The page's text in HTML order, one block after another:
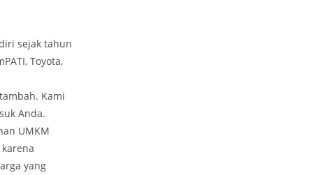
sejak tahun
Toyota,
Kami
Anda.
UMKM
yang